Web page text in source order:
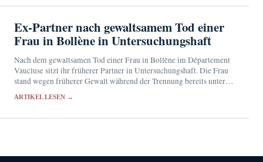
Ex-Partner nach gewaltsamem Tod einer
Frau in Bollène in Untersuchungshaft
Nach dem gewaltsamen Tod einer Frau in Bollène im Département
Vaucluse sitzt ihr früherer Partner in Untersuchungshaft. Die Frau
stand wegen früherer Gewalt während der Trennung bereits unter
ARTIKEL LESEN →